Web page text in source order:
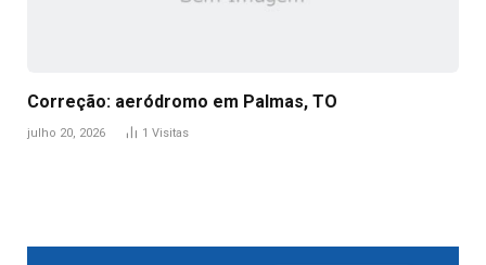
Correção: aeródromo em Palmas, TO
julho 20, 2026 1 Visitas